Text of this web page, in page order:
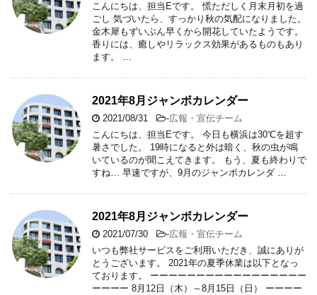
こんにちは、担当Eです。 慌ただしく月末月初を過
ごし 気づいたら、すっかり秋の気配になりました。
金木犀もずいぶん早くから開花していたようです。
香りには、癒しやリラックス効果があるものもあり
ます。 …
2021年8月ジャンボカレンダー
2021/08/31 -広報・宣伝チーム
こんにちは、担当Eです。 今日も横浜は30℃を超す
暑さでした。 19時になると外は暗く、秋の虫が鳴
いているのが聞こえてきます。 もう、夏も終わりで
すね… 早速ですが、9月のジャンボカレンダ …
2021年8月ジャンボカレンダー
2021/07/30 -広報・宣伝チーム
いつも弊社サービスをご利用いただき、誠にありが
とうございます。 2021年の夏季休業は以下となっ
ております。 ーーーーーーーーーーーーーーーーー
ーーーー 8月12日（木）～8月15日（日） ーーーー